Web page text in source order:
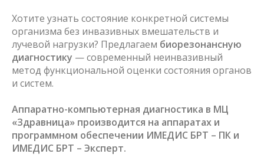
Хотите узнать состояние конкретной системы
организма без инвазивных вмешательств и
лучевой нагрузки? Предлагаем биорезонансную
диагностику — современный неинвазивный
метод функциональной оценки состояния органов
и систем.
Аппаратно-компьютерная диагностика в МЦ
«Здравница» производится на аппаратах и
программном обеспечении ИМЕДИС БРТ – ПК и
ИМЕДИС БРТ – Эксперт.